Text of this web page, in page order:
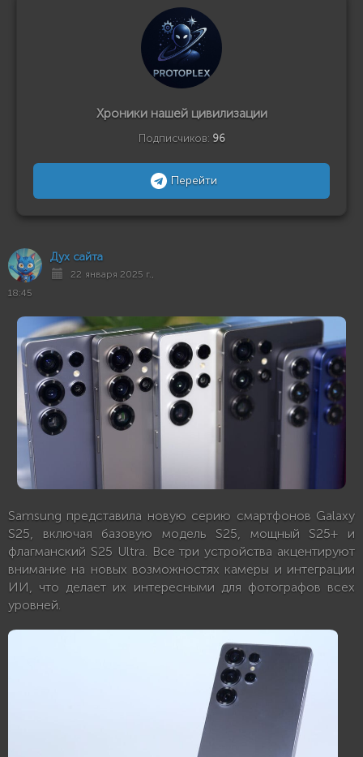
Хроники нашей цивилизации
Подписчиков: 96
Перейти
Дух сайта
22 января 2025 г.,
18:45
Samsung представила новую серию смартфонов Galaxy
S25, включая базовую модель S25, мощный S25+ и
флагманский S25 Ultra. Все три устройства акцентируют
внимание на новых возможностях камеры и интеграции
ИИ, что делает их интересными для фотографов всех
уровней.